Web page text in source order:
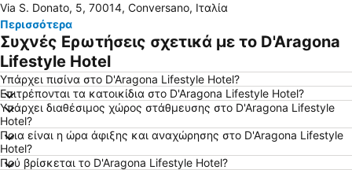
San Nicola
Cala Ripagnola
Torre a Mare
Mungivacca
Via S. Donato, 5, 70014, Conversano, Ιταλία
Περισσότερα
Συχνές Ερωτήσεις σχετικά με το D'Aragona
Lifestyle Hotel
Υπάρχει πισίνα στο D'Aragona Lifestyle Hotel?
Επιτρέπονται τα κατοικίδια στο D'Aragona Lifestyle Hotel?
Υπάρχει διαθέσιμος χώρος στάθμευσης στο D'Aragona Lifestyle
Hotel?
Ποια είναι η ώρα άφιξης και αναχώρησης στο D'Aragona Lifestyle
Hotel?
Πού βρίσκεται το D'Aragona Lifestyle Hotel?